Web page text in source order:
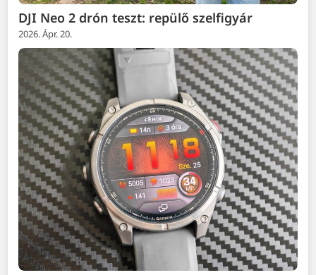
DJI Neo 2 drón teszt: repülő szelfigyár
2026. Ápr. 20.